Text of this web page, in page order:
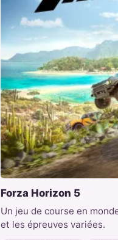
Forza Horizon 5
Un jeu de course en
et les épreuves variées.